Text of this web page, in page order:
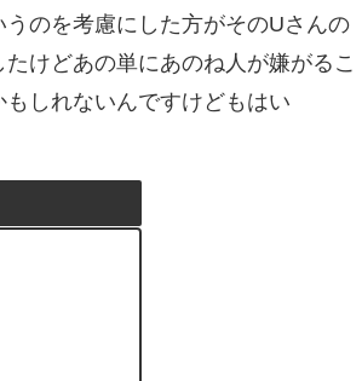
のを考慮にした方がそのUさんの
けどあの単にあのね人が嫌がるこ
しれないんですけどもはい